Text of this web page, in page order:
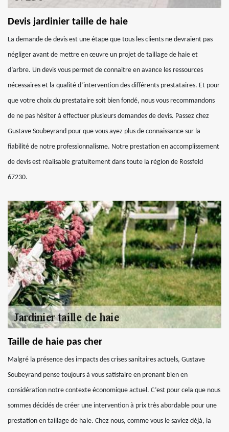
Devis jardinier taille de haie
La demande de devis est une étape que tous les clients ne devraient pas
négliger avant de mettre en œuvre un projet de taillage de haie et
d’arbre. Un devis vous permet de connaitre en avance les ressources
nécessaires et la qualité d’intervention des différents prestataires. Et pour
que votre choix du prestataire soit bien fondé, nous vous recommandons
de ne pas hésiter à effectuer plusieurs demandes de devis. Passez chez
Gustave Soubeyrand pour que vous ayez plus de connaissance sur la
fiabilité de notre professionnalisme. Notre prestation en accomplissement
de devis est réalisable gratuitement dans toute la région de Rossfeld
67230.
Taille de haie pas cher
Malgré la présence des impacts des crises sanitaires actuels, Gustave
Soubeyrand pense toujours à vous satisfaire en prenant bien en
considération notre contexte économique actuel. C’est pour cela que nous
sommes décidés de créer une intervention à prix très abordable pour une
prestation en taillage de haie. Chez nous, comme vous le saviez déjà, la